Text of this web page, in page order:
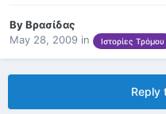
ByΒρασίδας
May 28, 2009 in Ιστορίες Τρόμου
Reply